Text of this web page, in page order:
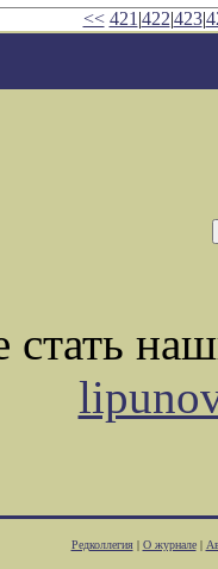
<< 421 |422|423|
стать
Редколлегия| О журнале|